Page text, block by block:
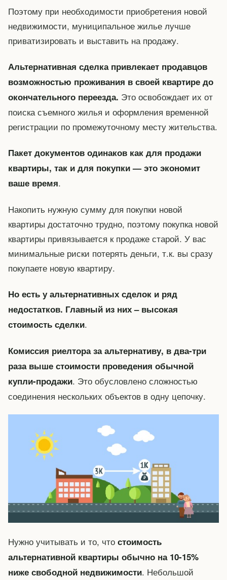
Поэтому при необходимости приобретения новой
недвижимости, муниципальное жилье лучше
приватизировать и выставить на продажу.
Альтернативная сделка привлекает продавцов
возможностью проживания в своей квартире до
окончательного переезда. Это освобождает их от
поиска съемного жилья и оформления временной
регистрации по промежуточному месту жительства.
Пакет документов одинаков как для продажи
квартиры, так и для покупки — это экономит
ваше время.
Накопить нужную сумму для покупки новой
квартиры достаточно трудно, поэтому покупка новой
квартиры привязывается к продаже старой. У вас
минимальные риски потерять деньги, т.к. вы сразу
покупаете новую квартиру.
Но есть у альтернативных сделок и ряд
недостатков. Главный из них – высокая
стоимость сделки.
Комиссия риелтора за альтернативу, в два-три
раза выше стоимости проведения обычной
купли-продажи. Это обусловлено сложностью
соединения нескольких объектов в одну цепочку.
Нужно учитывать и то, что стоимость
альтернативной квартиры обычно на 10-15%
ниже свободной недвижимости. Небольшой